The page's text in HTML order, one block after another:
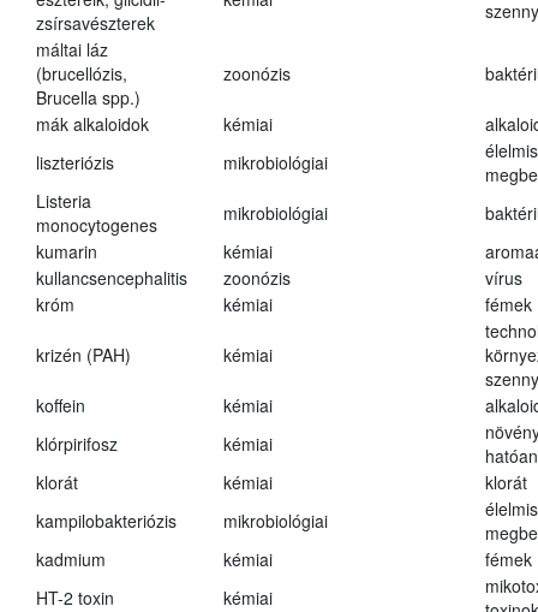
zsírsavészterek
máltai láz
(brucellózis,
Brucella spp.)
zoonózis
mák alkaloidok kémiai
liszteriózis
mikrobiológiai
Listeria
monocytogenes
mikrobiológiai
kumarin
kémiai
kullancsencephalitis
zoonózis
vírus
króm
kémiai fémek
krizén (PAH) kémiai
koffein
kémiai
klórpirifosz
kémiai
klorát
kémiai
klorát
kampilobakteriózis
mikrobiológiai
kadmium
kémiai
fémek
HT-2 toxin
kémiai